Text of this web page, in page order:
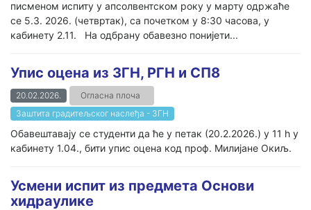
писменом испиту у апсолвентском року у марту одржаће
се 5.3. 2026. (четвртак), са почетком у 8:30 часова, у
кабинету 2.11. На одбрану обавезно понијети...
Упис оцена из ЗГН, РГН и СП8
20.02.2026.
Огласна плоча
Заштита градитељског наслеђа - ЗГН
Обавештавају се студенти да ће у петак (20.2.2026.) у 11 h у
кабинету 1.04., бити упис оцена код проф. Милијане Окиљ.
Усмени испит из предмета Основи
хидраулике